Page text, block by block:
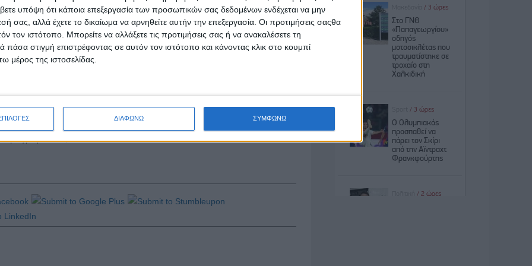
υπόψη ότι κάποια επεξεργασία των προσωπικών σας δεδομένων ενδέχεται να μην
σας, αλλά έχετε το δικαίωμα να αρνηθείτε αυτήν την επεξεργασία. Οι προτιμήσεις σαςθα
τον ιστότοπο. Μπορείτε να αλλάξετε τις προτιμήσεις σας ή να ανακαλέσετε τη
στιγμή επιστρέφοντας σε αυτόν τον ιστότοπο και κάνοντας κλικ στο κουμπί
μέρος της ιστοσελίδας.
ΔΙΑΦΩΝΩ ΣΥΜΦΩΝΩ
5iX3S)
https://swr.gr/tB9ZK
https://swr.gr/S9KoX
)
( https://swr.gr/eFtAF)
(
(https://swr.gr/CIKuM
το βιογραφικό σαςεδώ.